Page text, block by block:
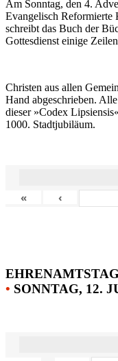
Am Sonntag, den 4.
Evangelisch
schreibt das Buch der
Gottesdienst einige
Christen aus allen
Hand abgeschrieben.
dieser »Codex
1000. Stadtjubiläum.
« ‹
• SONNTAG, 12.